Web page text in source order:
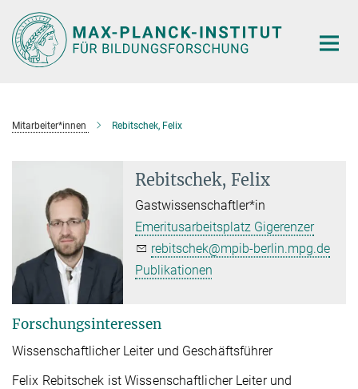
Hauptinhalt
Mitarbeiter*innen Rebitschek, Felix
Rebitschek, Felix
Gastwissenschaftler*in
Emeritusarbeitsplatz Gigerenzer
rebitschek@mpib-berlin.mpg.de
Publikationen
Forschungsinteressen
Wissenschaftlicher Leiter und Geschäftsführer
Felix Rebitschek ist Wissenschaftlicher Leiter und